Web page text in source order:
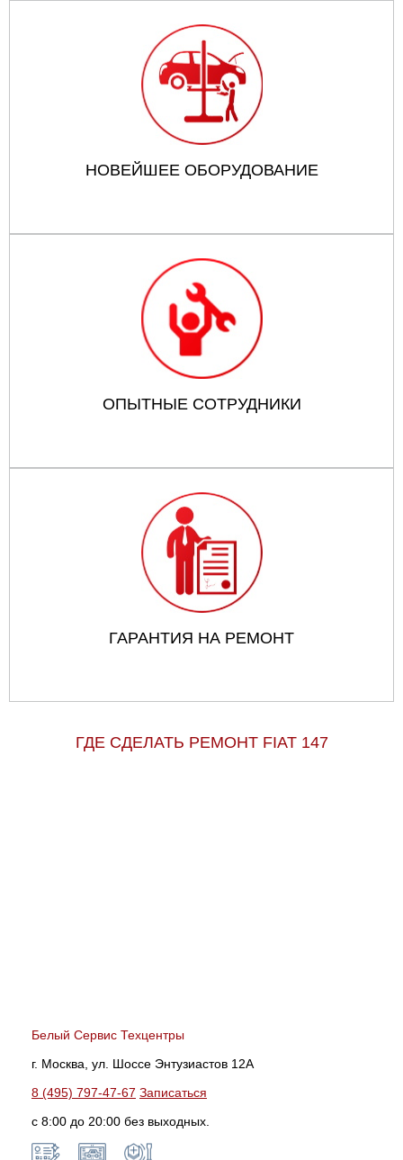
НОВЕЙШЕЕ ОБОРУДОВАНИЕ
ОПЫТНЫЕ СОТРУДНИКИ
ГАРАНТИЯ НА РЕМОНТ
ГДЕ СДЕЛАТЬ РЕМОНТ FIAT 147
Белый Сервис Техцентры
г. Москва, ул. Шоссе Энтузиастов 12А
8 (495) 797-47-67 Записаться
с 8:00 до 20:00 без выходных.